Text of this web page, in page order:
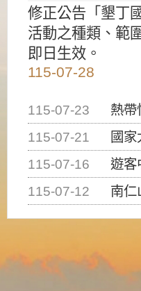
修正公告「墾丁
活動之種類、範
即日生效。
115-07-28
115-07-23
熱帶
115-07-21
國家太空中心為
115-07-16
遊客
115-07-12
南仁山生態保護區